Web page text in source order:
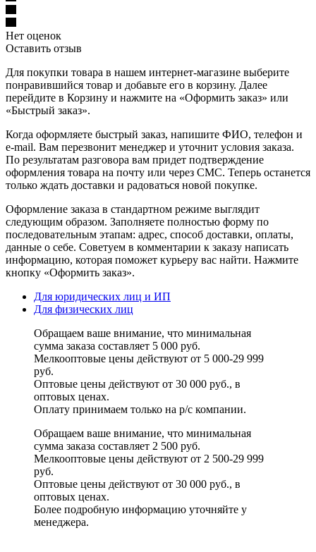
Нет оценок
Оставить отзыв
Для покупки товара в нашем интернет-магазине выберите
понравившийся товар и добавьте его в корзину. Далее
перейдите в Корзину и нажмите на «Оформить заказ» или
«Быстрый заказ».
Когда оформляете быстрый заказ, напишите ФИО, телефон и
e-mail. Вам перезвонит менеджер и уточнит условия заказа.
По результатам разговора вам придет подтверждение
оформления товара на почту или через СМС. Теперь останется
только ждать доставки и радоваться новой покупке.
Оформление заказа в стандартном режиме выглядит
следующим образом. Заполняете полностью форму по
последовательным этапам: адрес, способ доставки, оплаты,
данные о себе. Советуем в комментарии к заказу написать
информацию, которая поможет курьеру вас найти. Нажмите
кнопку «Оформить заказ».
Для юридических лиц и ИП
Для физических лиц
Обращаем ваше внимание, что минимальная
сумма заказа составляет 5 000 руб.
Мелкооптовые цены действуют от 5 000-29 999
руб.
Оптовые цены действуют от 30 000 руб., в
оптовых ценах.
Оплату принимаем только на р/с компании.
Обращаем ваше внимание, что минимальная
сумма заказа составляет 2 500 руб.
Мелкооптовые цены действуют от 2 500-29 999
руб.
Оптовые цены действуют от 30 000 руб., в
оптовых ценах.
Более подробную информацию уточняйте у
менеджера.